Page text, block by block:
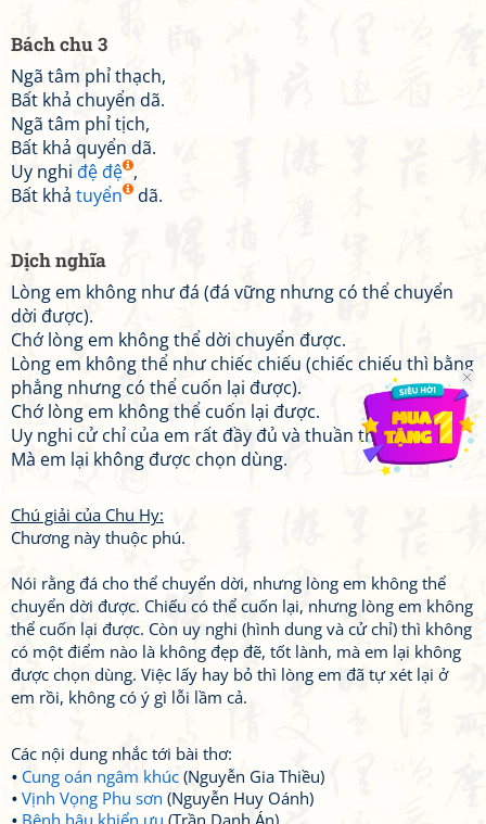
Bách chu 3
Ngã tâm phỉ thạch,
Bất khả chuyển dã.
Ngã tâm phỉ tịch,
Bất khả quyển dã.
Uy nghi đệ đệ ,
Bất khả tuyển dã.
Dịch nghĩa
Lòng em không như đá (đá vững nhưng có thể chuyển
dời được).
Chớ lòng em không thể dời chuyển được.
Lòng em không thể như chiếc chiếu (chiếc chiếu thì bằng
phẳng nhưng có thể cuốn lại được).
Chớ lòng em không thể cuốn lại được.
Uy nghi cử chỉ của em rất đầy đủ và thuần thục,
Mà em lại không được chọn dùng.
Chú giải của Chu Hy:
Chương này thuộc phú.
Nói rằng đá cho thể chuyển dời, nhưng lòng em không thể
chuyển dời được. Chiếu có thể cuốn lại, nhưng lòng em không
thể cuốn lại được. Còn uy nghi (hình dung và cử chỉ) thì không
có một điểm nào là không đẹp đẽ, tốt lành, mà em lại không
được chọn dùng. Việc lấy hay bỏ thì lòng em đã tự xét lại ở
em rồi, không có ý gì lỗi lầm cả.
Các nội dung nhắc tới bài thơ:
Cung oán ngâm khúc (Nguyễn Gia Thiều)
Vịnh Vọng Phu sơn (Nguyễn Huy Oánh)
Bệnh hậu khiển ưu (Trần Danh Án)